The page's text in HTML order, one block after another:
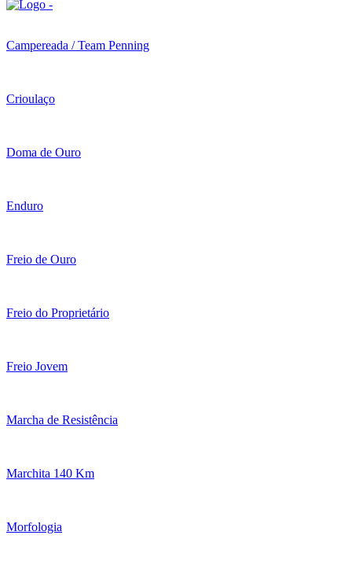
Campereada / Team Penning
Crioulaço
Doma de Ouro
Enduro
Freio de Ouro
Freio do Proprietário
Freio Jovem
Marcha de Resistência
Marchita 140 Km
Morfologia